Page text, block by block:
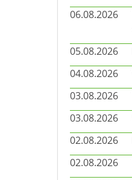
06.08.2026
05.08.2026
04.08.2026
03.08.2026
03.08.2026
02.08.2026
02.08.2026